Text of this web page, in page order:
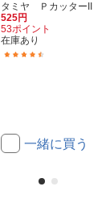
タミヤ ＰカッターII
525円
53ポイント
在庫あり
一緒に買う